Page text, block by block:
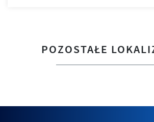
POZOSTAŁE